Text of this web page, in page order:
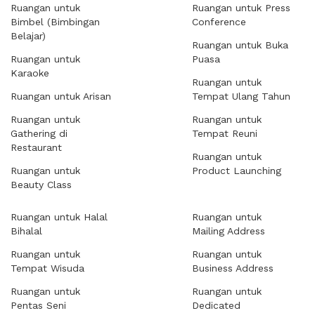
Ruangan untuk
Bimbel (Bimbingan
Belajar)
Ruangan untuk
Karaoke
Ruangan untuk Arisan
Ruangan untuk
Gathering di
Restaurant
Ruangan untuk
Beauty Class
Ruangan untuk Press
Conference
Ruangan untuk Buka
Puasa
Ruangan untuk
Tempat Ulang Tahun
Ruangan untuk
Tempat Reuni
Ruangan untuk
Product Launching
Ruangan untuk Halal
Bihalal
Ruangan untuk
Tempat Wisuda
Ruangan untuk
Pentas Seni
Ruangan untuk
Mailing Address
Ruangan untuk
Business Address
Ruangan untuk
Dedicated